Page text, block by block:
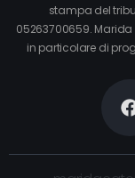
stampa del
05263700659.
in particolare di